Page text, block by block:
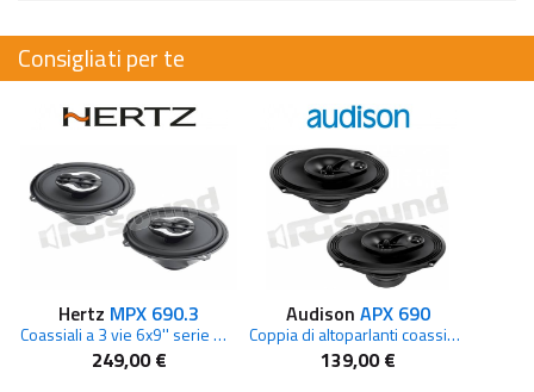
Consigliati per te
Hertz MPX 690.3
Coassiali a 3 vie 6x9'' serie Mille Pro
249,00 €
Audison APX 690
Coppia di altoparlanti coassiali 6x9" a tre vie
139,00 €